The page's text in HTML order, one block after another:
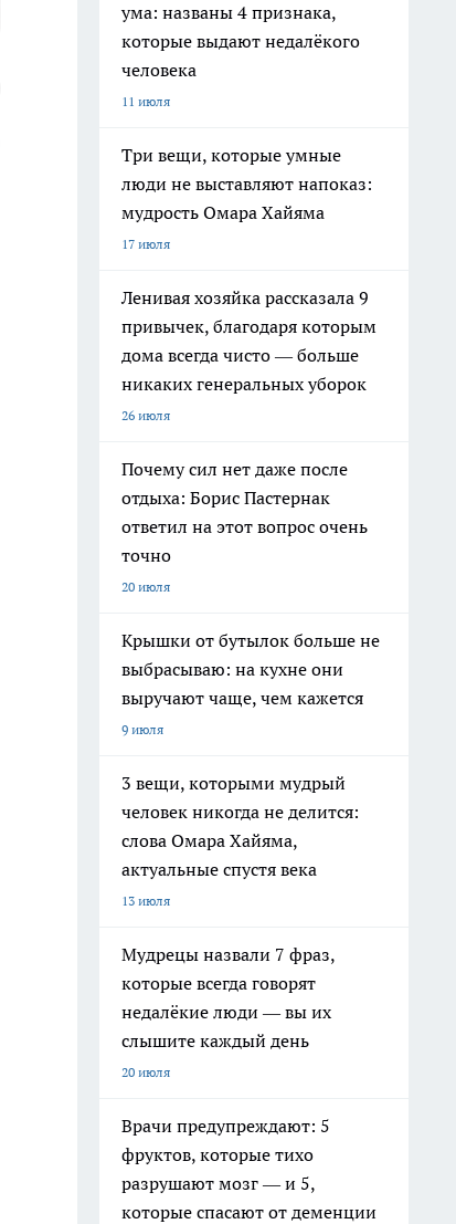
ума: названы 4 признака,
которые выдают недалёкого
человека
11 июля
Три вещи, которые умные
люди не выставляют напоказ:
мудрость Омара Хайяма
17 июля
Ленивая хозяйка рассказала 9
привычек, благодаря которым
дома всегда чисто — больше
никаких генеральных уборок
26 июля
Почему сил нет даже после
отдыха: Борис Пастернак
ответил на этот вопрос очень
точно
20 июля
Крышки от бутылок больше не
выбрасываю: на кухне они
выручают чаще, чем кажется
9 июля
3 вещи, которыми мудрый
человек никогда не делится:
слова Омара Хайяма,
актуальные спустя века
13 июля
Мудрецы назвали 7 фраз,
которые всегда говорят
недалёкие люди — вы их
слышите каждый день
20 июля
Врачи предупреждают: 5
фруктов, которые тихо
разрушают мозг — и 5,
которые спасают от деменции